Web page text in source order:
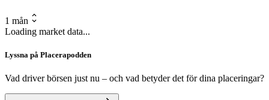
1 mån
Loading market data...
Lyssna på Placerapodden
Vad driver börsen just nu – och vad betyder det för dina placeringar?